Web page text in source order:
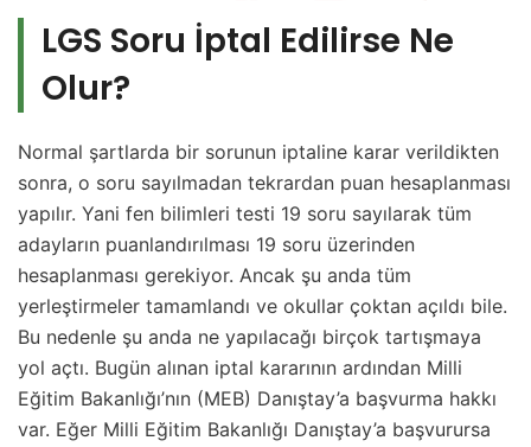
LGS Soru İptal Edilirse Ne
Olur?
Normal şartlarda bir sorunun iptaline karar verildikten
sonra, o soru sayılmadan tekrardan puan hesaplanması
yapılır. Yani fen bilimleri testi 19 soru sayılarak tüm
adayların puanlandırılması 19 soru üzerinden
hesaplanması gerekiyor. Ancak şu anda tüm
yerleştirmeler tamamlandı ve okullar çoktan açıldı bile.
Bu nedenle şu anda ne yapılacağı birçok tartışmaya
yol açtı. Bugün alınan iptal kararının ardından Milli
Eğitim Bakanlığı’nın (MEB) Danıştay’a başvurma hakkı
var. Eğer Milli Eğitim Bakanlığı Danıştay’a başvurursa